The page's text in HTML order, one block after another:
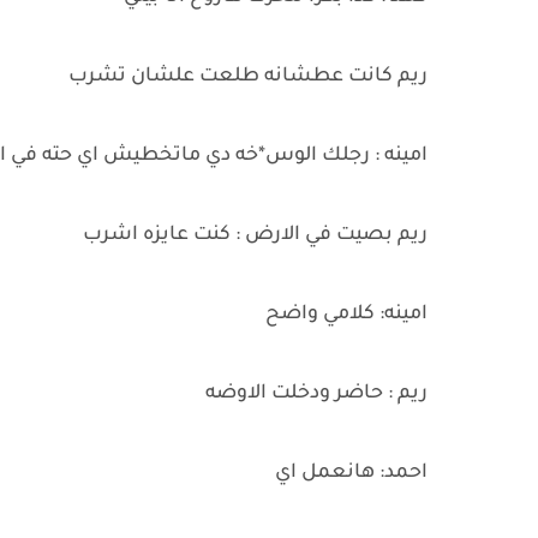
ريم كانت عطشانه طلعت علشان تشرب
امينه : رجلك الوس*خه دي ماتخطيش اي حته في
ريم بصيت في الارض : كنت عايزه اشرب
امينه: كلامي واضح
ريم : حاضر ودخلت الاوضه
احمد: هانعمل اي